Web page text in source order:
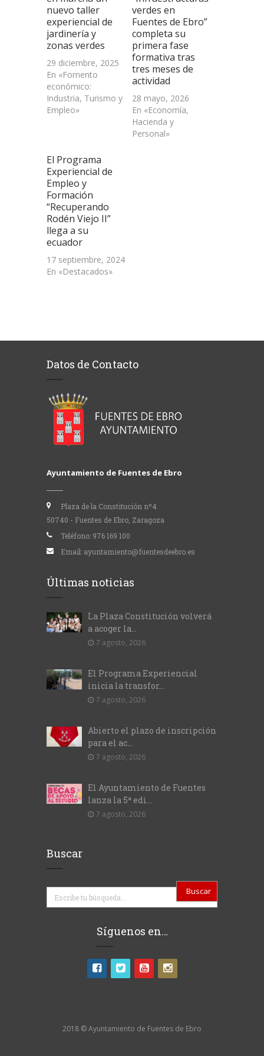
nuevo taller
experiencial de
jardinería y
zonas verdes
29 diciembre, 2025
En «Fomento
económico:
Industria, Turismo y
Empleo»
verdes en
Fuentes de Ebro”
completa su
primera fase
formativa tras
tres meses de
actividad
28 mayo, 2026
En «Economía,
Hacienda y
Personal»
El Programa
Experiencial de
Empleo y
Formación
“Recuperando
Rodén Viejo II”
llega a su
ecuador
17 septiembre, 2024
En «Destacados»
Datos de Contacto
Ayuntamiento de Fuentes de Ebro
Plaza de la Constitución nº4
50740 - Fuentes de Ebro, Zaragoza
Teléfono: 976 169 100
Email: ayuntamiento@fuentesdeebro.es
Últimas noticias
La Plaza Constitución volverá
a acoger la...
7 agosto, 2026
El Programa Experiencial
inicia la transfor...
7 agosto, 2026
Abierto el plazo de inscripción
para el ac...
7 agosto, 2026
El Ayuntamiento de Fuentes
lanza la 5ª edi...
7 agosto, 2026
Buscar
Buscar
Síguenos en…
2018 © Ayuntamiento de Fuentes de Ebro